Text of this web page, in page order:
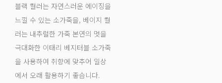
블랙 컬러는 자연스러운 에이징을
느낄 수 있는 소가죽을, 베이지 컬
러는 내추럴한 가죽 본연의 멋을
극대화한 이태리 베지터블 소가죽
을 사용하여 취향에 맞추어 일상
에서 오래 활용하기 좋습니다.